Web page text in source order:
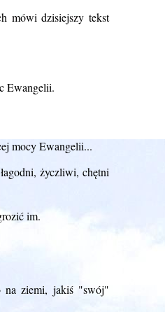
mówi dzisiejszy tekst
Ewangelii.
mocy Ewangelii...
życzliwi, chętni
im.
na ziemi, jakiś "swój"